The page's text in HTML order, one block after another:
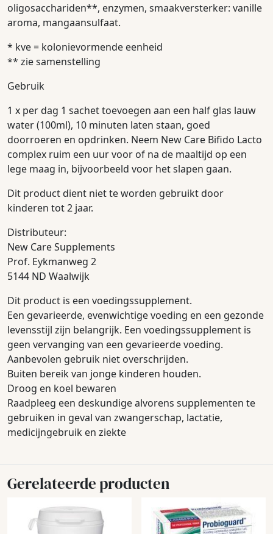
oligosacchariden**, enzymen, smaakversterker: vanille
aroma, mangaansulfaat.
* kve = kolonievormende eenheid
** zie samenstelling
Gebruik
1 x per dag 1 sachet toevoegen aan een half glas lauw
water (100ml), 10 minuten laten staan, goed
doorroeren en opdrinken. Neem New Care Bifido Lacto
complex ruim een uur voor of na de maaltijd op een
lege maag in, bijvoorbeeld voor het slapen gaan.
Dit product dient niet te worden gebruikt door
kinderen tot 2 jaar.
Distributeur:
New Care Supplements
Prof. Eykmanweg 2
5144 ND Waalwijk
Dit product is een voedingssupplement.
Een gevarieerde, evenwichtige voeding en een gezonde
levensstijl zijn belangrijk. Een voedingssupplement is
geen vervanging van een gevarieerde voeding.
Aanbevolen gebruik niet overschrijden.
Buiten bereik van jonge kinderen houden.
Droog en koel bewaren
Raadpleeg een deskundige alvorens supplementen te
gebruiken in geval van zwangerschap, lactatie,
medicijngebruik en ziekte
Gerelateerde producten